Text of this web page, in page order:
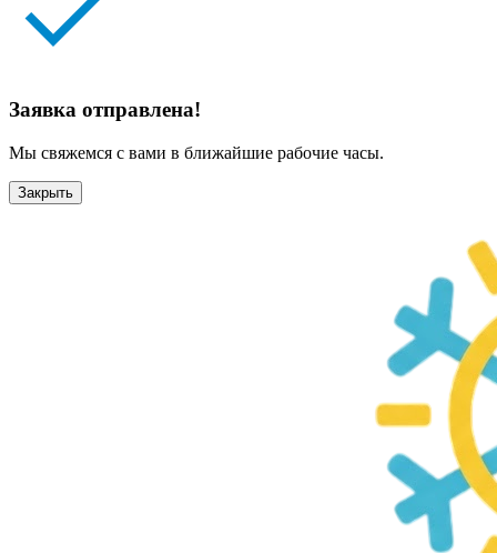
Заявка отправлена!
Мы свяжемся с вами в ближайшие рабочие часы.
Закрыть